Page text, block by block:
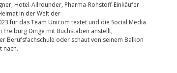
Hotel-Allrounder, Pharma-Rohstoff-Einkäufer
in der Welt der
für das Team Unicom textet und die Social Media
Dinge mit Buchstaben anstellt,
Berufsfachschule oder schaut von seinem Balkon
nach.